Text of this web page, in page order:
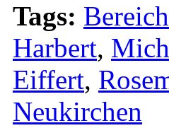
Tags:
Harbert,
Eiffert,
Neukirchen